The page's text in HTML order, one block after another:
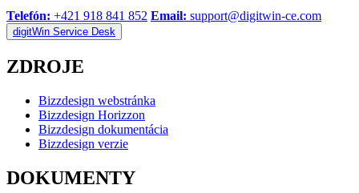
Telefón: +421 918 841 852 Email: support@digitwin-ce.com
digitWin Service Desk
ZDROJE
Bizzdesign webstránka
Bizzdesign Horizzon
Bizzdesign dokumentácia
Bizzdesign verzie
DOKUMENTY